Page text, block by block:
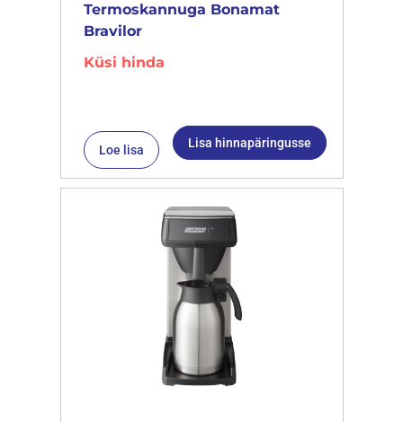
Termoskannuga Bonamat
Bravilor
Küsi hinda
Loe lisa Lisa hinnapäringusse